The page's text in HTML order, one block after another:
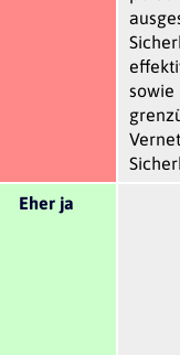
sowie
Eher ja